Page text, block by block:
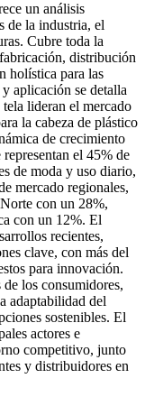
un análisis
de la industria, el
Cubre toda la
distribución
holística para las
aplicación se detalla
lideran el mercado
la cabeza de plástico
de crecimiento
el 45% de
de moda y uso diario,
mercado regionales,
con un 28%,
con un 12%. El
recientes,
clave, con más del
para innovación.
de los consumidores,
adaptabilidad del
sostenibles. El
actores e
competitivo, junto
y distribuidores en